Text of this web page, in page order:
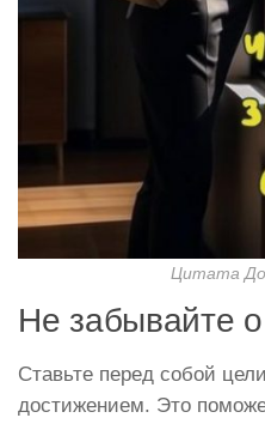
Цитата
Не забывайте
Ставьте перед собой
достижением. Это